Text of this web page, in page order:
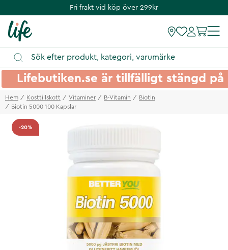
Fri frakt vid köp över 299kr
Lifebutiken.se är tillfälligt stängd
Hem Kosttillskott Vitaminer B-Vitamin
Biotin
Biotin 5000 100 Kapslar
-20%